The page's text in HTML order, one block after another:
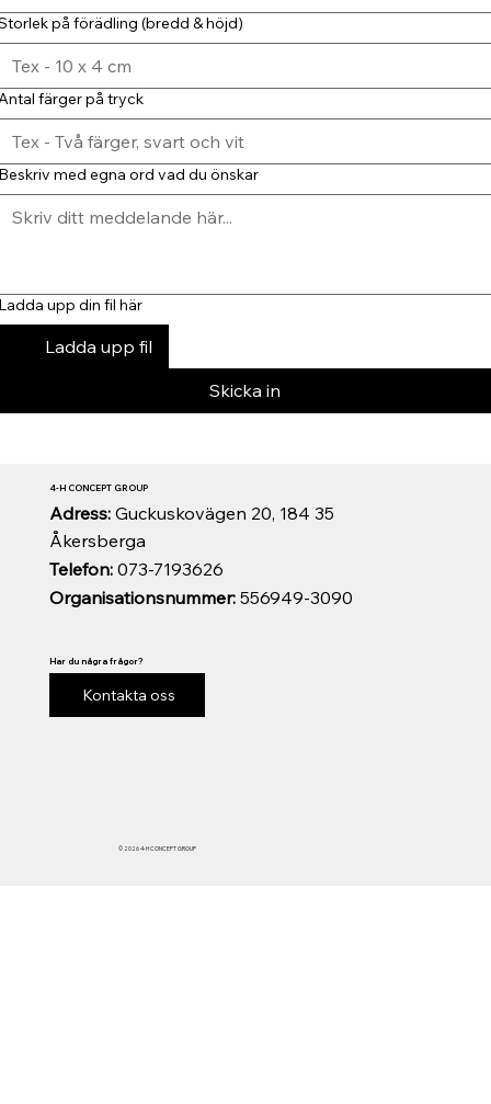
på förädling (bredd & höjd)
färger på tryck
med egna ord vad du önskar
upp din fil här
Ladda upp fil
Skicka in
© 2026 4-H CONCEPT GROUP
Organisationsnummer:556949-3090
Telefon:073-7193626
Adress: Guckuskovägen 20, 184 35
Åkersberga
4-H CONCEPT GROUP
Har du några frågor?
Kontakta oss